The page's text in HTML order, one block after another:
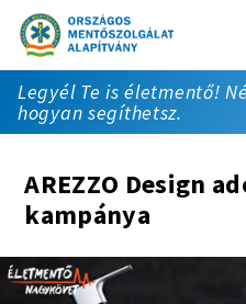
Tovább a tartalomhoz
Legyél Te is életmentő!
hogyan segíthetsz.
AREZZO Design
kampánya